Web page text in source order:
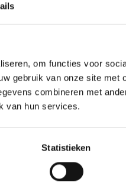
om functies voor
gebruik van onze site met
combineren met
van hun services.
Statistieken
opleidingen